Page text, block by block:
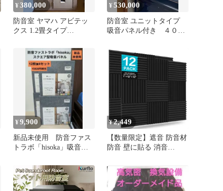
¥380,000
防音室 ヤマハ アビテッ
クス 1.2畳タイプ
¥530,000
防音室 ユニットタイプ
吸音パネル付き ４０デ
¥9,900
新品未使用 防音ファス
トラボ「hisoka」吸音パ
¥2,449
【数量限定】遮音 防音材
防音 壁に貼る 消音
ネル 吸音対策 防音シー
ト 樂器 室裝飾 吸音材 ウ
レタンフォーム ウェッジ